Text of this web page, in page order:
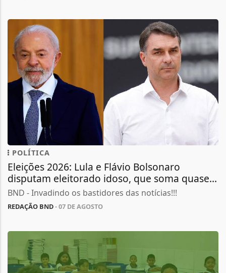
POLÍTICA
Eleições 2026: Lula e Flávio Bolsonaro
disputam eleitorado idoso, que soma quase...
BND - Invadindo os bastidores das notícias!!!
REDAÇÃO BND- 07 DE AGOSTO